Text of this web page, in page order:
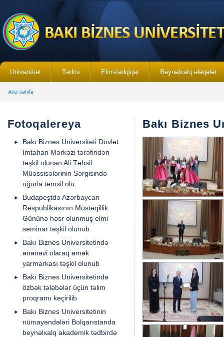
Universitet Tədris Elmi-tədqiqat Beynəlxalq əlaqələr
Ana səhifə
Fotoqalereya
Bakı Biznes Universiteti Dövlət
İmtahan Mərkəzi tərəfindən
təşkil olunan Ali Təhsil
Müəssisələrinin Sərgisində
uğurla təmsil olu
Budapeştdə Azərbaycan
Respublikasının Müstəqillik
Gününə həsr olunmuş elmi
seminar təşkil olunub
Bakı Biznes Universitetində
ənənəvi olaraq əmək
yarmarkası təşkil olunub
Bakı Biznes Universitetində
özbək tələbələr üçün təlim
proqramı keçirilib
Bakı Biznes Universitetinin
nümayəndələri Bolqarıstanda
beynəlxalq akademik tədbirdə
Bakı Biznes